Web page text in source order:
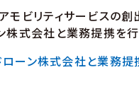
モビリティサービスの創
株式会社と業務提携を行
ローン株式会社と業務提